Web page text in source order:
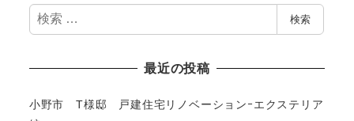
検
索
検索
最近の投稿
小野市 T様邸 戸建住宅リノベーションｰエクステリア